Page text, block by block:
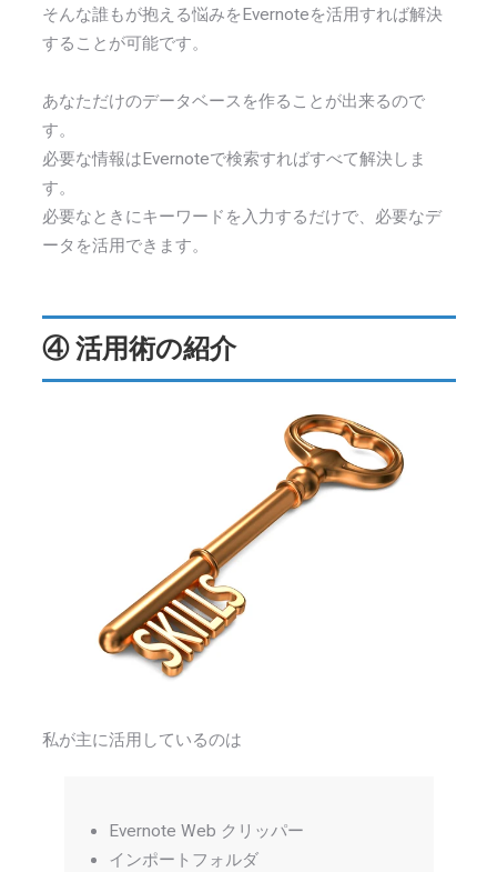
そんな誰もが抱える悩みをEvernoteを活用すれば解決
することが可能です。
あなただけのデータベースを作ることが出来るので
す。
必要な情報はEvernoteで検索すればすべて解決しま
す。
必要なときにキーワードを入力するだけで、必要なデ
ータを活用できます。
④ 活用術の紹介
私が主に活用しているのは
Evernote Web クリッパー
インポートフォルダ